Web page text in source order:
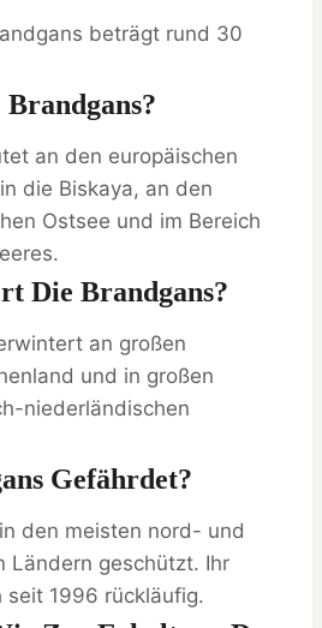
beträgt rund 30
an den europäischen
die Biskaya, an den
Ostsee und im Bereich
Die Brandgans?
an großen
und in großen
niederländischen
Gefährdet?
den meisten nord- und
Ländern geschützt. Ihr
seit 1996 rückläufig.